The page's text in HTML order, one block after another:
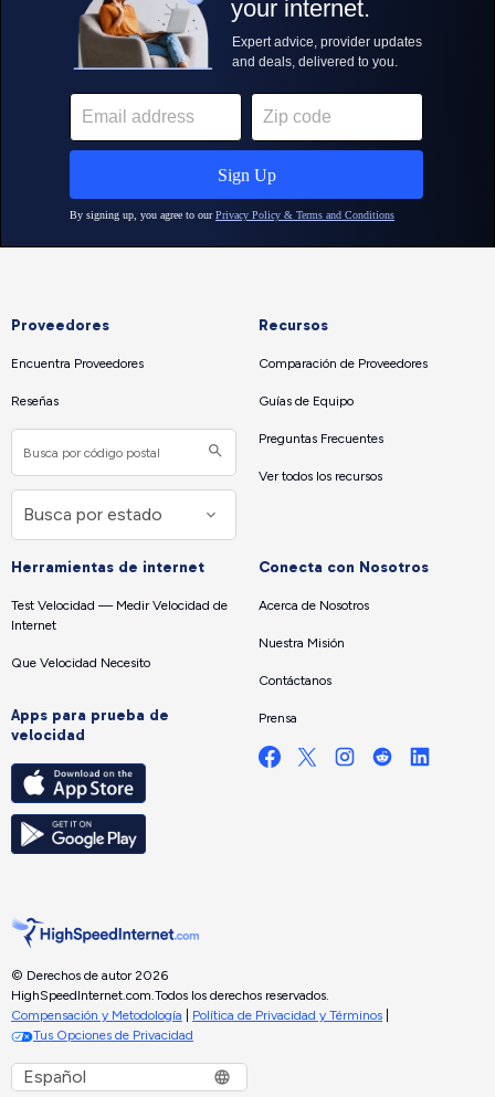
Proveedores
Encuentra Proveedores
Reseñas
Recursos
Comparación de Proveedores
Guías de Equipo
Preguntas Frecuentes
Ver todos los recursos
Herramientas de internet
Test Velocidad — Medir Velocidad de
Internet
Que Velocidad Necesito
Apps para prueba de
velocidad
Conecta con Nosotros
Acerca de Nosotros
Nuestra Misión
Contáctanos
Prensa
© Derechos de autor 2026
HighSpeedInternet.com. Todos los derechos reservados.
Compensación y Metodología
Política de Privacidad y Términos
Tus Opciones de Privacidad